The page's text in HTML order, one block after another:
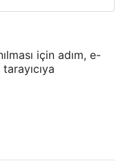
için adım, e-